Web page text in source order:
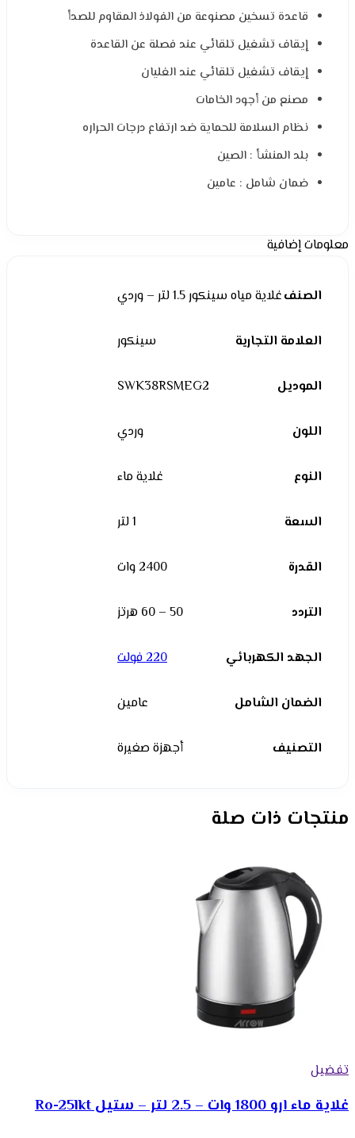
قاعدة تسخين مصنوعة من الفولاذ المقاوم للصدأ
إيقاف تشغيل تلقائي عند فصلة عن القاعدة
إيقاف تشغيل تلقائي عند الغليان
مصنع من أجود الخامات
نظام السلامة للحماية ضد ارتفاع درجات الحراره
بلد المنشأ : الصين
ضمان شامل : عامين
معلومات إضافية
الصنفغلاية مياه سينكور 1.5 لتر – وردي
العلامة التجارية سينكور
الموديل SWK38RSMEG2
اللون وردي
النوع غلاية ماء
السعة 1 لتر
القدرة 2400 وات
التردد 50 – 60 هرتز
الجهد الكهربائي 220 فولت
الضمان الشامل عامين
التصنيف أجهزة صغيرة
منتجات ذات صلة
تفضيل
غلاية ماء ارو 1800 وات – 2.5 لتر – ستيل Ro-25lkt